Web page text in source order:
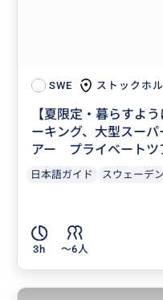
SWE ストックホ
【夏限定・暮らすよ
ーキング、大型スー
アー プライベートツ
日本語ガイド スウェーデン
3h 〜6人